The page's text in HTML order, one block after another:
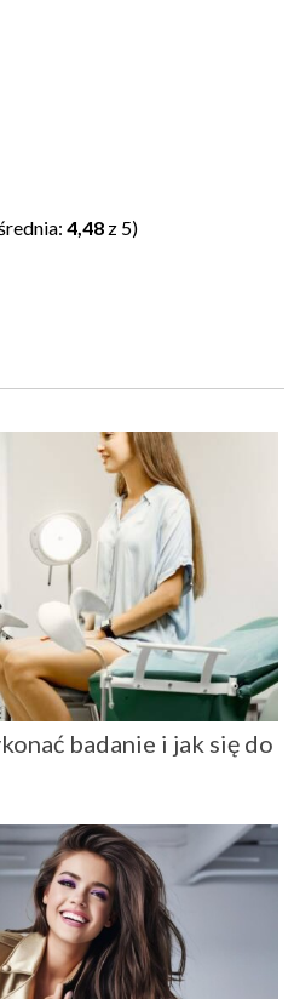
4,48 z 5)
badanie i jak się do